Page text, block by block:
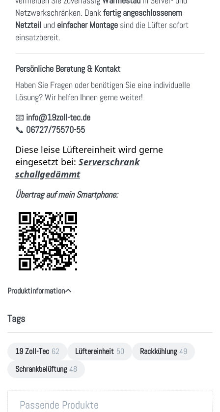
Netzwerkschränken. Dankfertig angeschlossenem
Netzteil und einfacher Montage sind die Lüfter sofort
einsatzbereit.
Persönliche Beratung & Kontakt
Haben Sie Fragen oder benötigen Sie eine individuelle
Lösung? Wir helfen Ihnen gerne weiter!
📧 info@19zoll-tec.de
📞 06727/75570-55
Diese leise Lüftereinheit wird gerne
eingesetzt bei: Serverschrank
schallgedämmt
Übertrag auf mein Smartphone:
Produktinformation
Tags
19 Zoll-Tec 62 Lüftereinheit 50 Rackkühlung 49
Schrankbelüftung 48
Passende Produkte